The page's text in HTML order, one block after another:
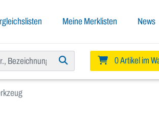
Meine Merklisten News
0 Artikel im